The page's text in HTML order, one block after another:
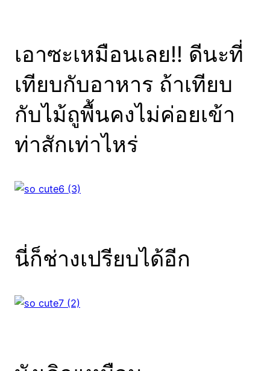
เอาซะเหมือนเลย!! ดีนะที่
เทียบกับอาหาร ถ้าเทียบ
กับไม้ถูพื้นคงไม่ค่อยเข้า
ท่าสักเท่าไหร่
นี่ก็ช่างเปรียบได้อีก